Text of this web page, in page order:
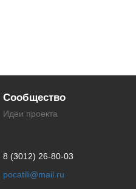
Сообщество
Идеи проекта
8 (3012) 26-80-03
pocatili@mail.ru